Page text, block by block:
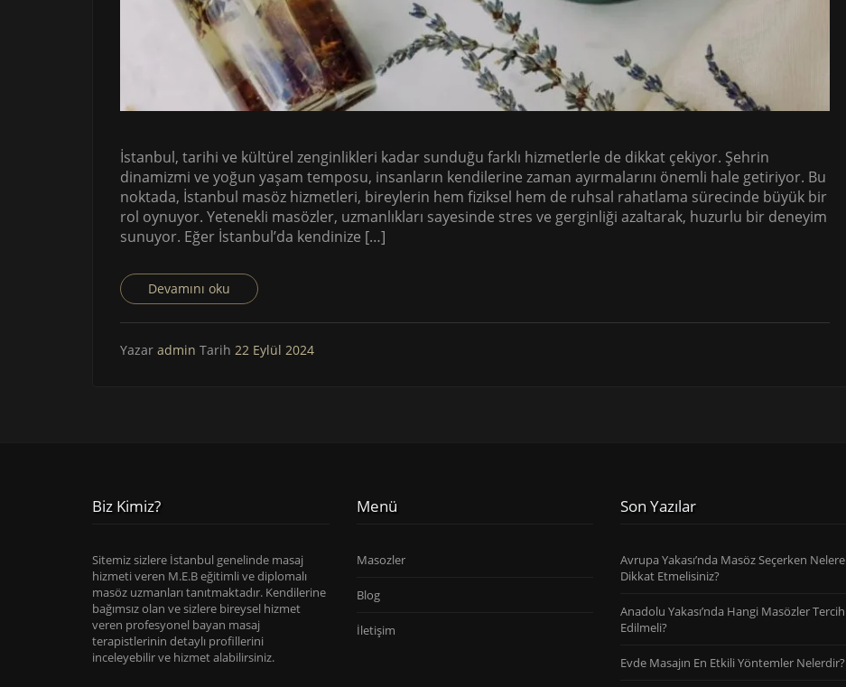
İstanbul, tarihi ve kültürel zenginlikleri kadar sunduğu farklı hizmetlerle de dikkat çekiyor. Şehrin
dinamizmi ve yoğun yaşam temposu, insanların kendilerine zaman ayırmalarını önemli hale getiriyor. Bu
noktada, İstanbul masöz hizmetleri, bireylerin hem fiziksel hem de ruhsal rahatlama sürecinde büyük bir
rol oynuyor. Yetenekli masözler, uzmanlıkları sayesinde stres ve gerginliği azaltarak, huzurlu bir deneyim
sunuyor. Eğer İstanbul’da kendinize […]
Devamını oku
Yazar admin Tarih 22 Eylül 2024
Biz Kimiz?
Sitemiz sizlere İstanbul genelinde masaj
hizmeti veren M.E.B eğitimli ve diplomalı
masöz uzmanları tanıtmaktadır. Kendilerine
bağımsız olan ve sizlere bireysel hizmet
veren profesyonel bayan masaj
terapistlerinin detaylı profillerini
inceleyebilir ve hizmet alabilirsiniz.
Menü
Masozler
Blog
İletişim
Son Yazılar
Avrupa Yakası’nda Masöz Seçerken Nelere
Dikkat Etmelisiniz?
Anadolu Yakası’nda Hangi Masözler Tercih
Edilmeli?
Evde Masajın En Etkili Yöntemler Nelerdir?